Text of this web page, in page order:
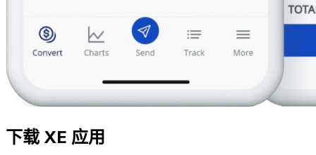
下载 XE 应用